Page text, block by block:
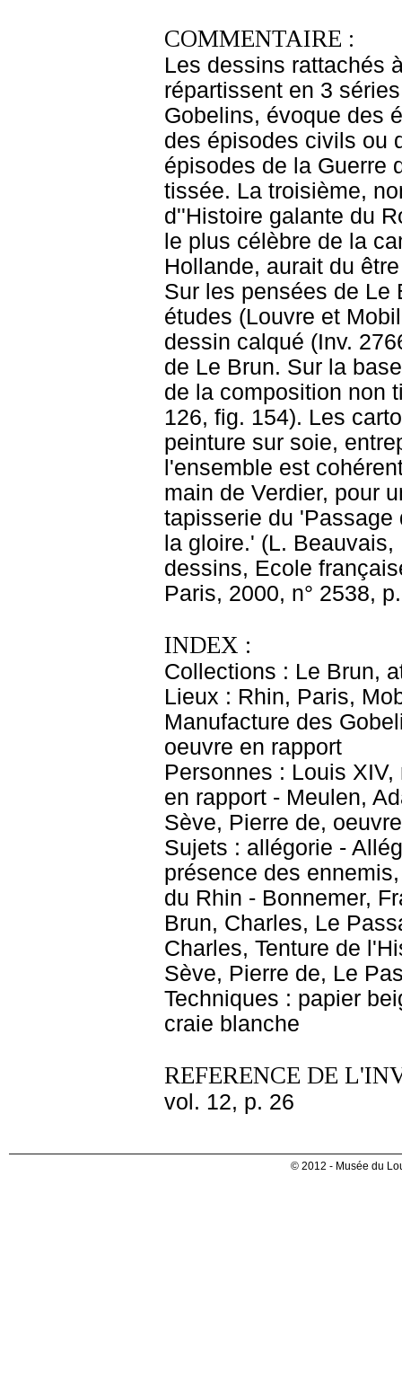
COMMENTAIRE :
Les dessins rattachés
répartissent en 3
Gobelins, évoque des
des épisodes civils ou
épisodes de la Guerre
tissée. La troisième,
d''Histoire galante du
le plus célèbre de la
Hollande, aurait du
Sur les pensées de Le
études (Louvre et
dessin calqué (Inv.
de Le Brun. Sur la
de la composition non
126, fig. 154). Les
peinture sur soie,
l'ensemble est
main de Verdier, pour
tapisserie du 'Passage
la gloire.' (L.
dessins, Ecole
Paris, 2000, n° 2538,
INDEX :
Collections : Le Brun,
Lieux : Rhin, Paris,
Manufacture des
oeuvre en rapport
Personnes : Louis
en rapport - Meulen,
Sève, Pierre de,
Sujets : allégorie -
présence des
du Rhin - Bonnemer,
Brun, Charles, Le
Charles, Tenture de
Sève, Pierre de, Le
Techniques : papier
craie blanche
REFERENCE DE
vol. 12, p. 26
© 2012 - Musée du